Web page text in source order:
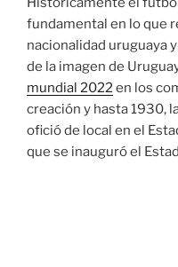
fundamental en lo que
nacionalidad uruguaya
de la imagen de
mundial 2022en los
creación y hasta 1930,
ofició de local en el
que se inauguró el